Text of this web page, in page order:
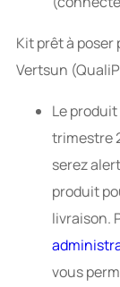
Kit prêt à poser
Vertsun
Le
trimestre
serez
produit
livraison.
vous